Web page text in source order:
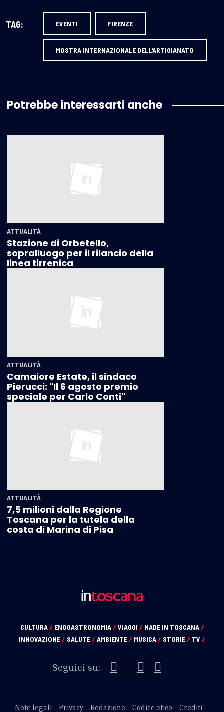
TAG: EVENTI FIRENZE
MOSTRA INTERNAZIONALE DELL'ARTIGIANATO
Potrebbe interessarti anche
ATTUALITÀ
Stazione di Orbetello,
sopralluogo per il rilancio della
linea tirrenica
ATTUALITÀ
Camaiore Estate, il sindaco
Pierucci: "Il 6 agosto premio
speciale per Carlo Conti"
ATTUALITÀ
7,5 milioni dalla Regione
Toscana per la tutela della
costa di Marina di Pisa
CULTURA/ ENOGASTRONOMIA/ VIAGGI / MADE IN TOSCANA/
INNOVAZIONE/ SALUTE/ AMBIENTE/ MUSICA/ STORIE/ TV /
Seguici su:
Note legali Privacy Redazione Codice etico Crediti